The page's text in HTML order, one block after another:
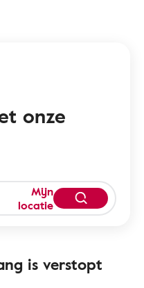
onze
Mijn
locatie
is verstopt